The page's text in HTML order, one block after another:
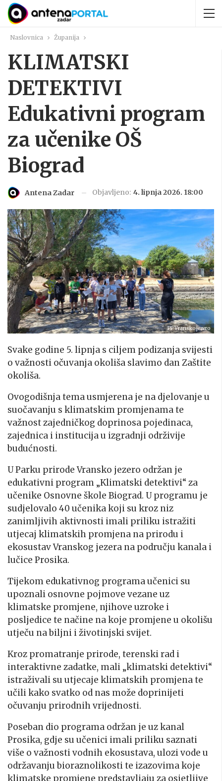
Naslovnica Županija
KLIMATSKI
DETEKTIVI
Edukativni program
za učenike OŠ
Biograd
Antena Zadar Objavljeno: 4. lipnja 2026. 18:00
PP Vransko jezero
Svake godine 5. lipnja s ciljem podizanja svijesti
o važnosti očuvanja okoliša slavimo dan Zaštite
okoliša.
Ovogodišnja tema usmjerena je na djelovanje u
suočavanju s klimatskim promjenama te
važnost zajedničkog doprinosa pojedinaca,
zajednica i institucija u izgradnji održivije
budućnosti.
U Parku prirode Vransko jezero održan je
edukativni program „Klimatski detektivi“ za
učenike Osnovne škole Biograd. U programu je
sudjelovalo 40 učenika koji su kroz niz
zanimljivih aktivnosti imali priliku istražiti
utjecaj klimatskih promjena na prirodu i
ekosustav Vranskog jezera na području kanala i
lučice Prosika.
Tijekom edukativnog programa učenici su
upoznali osnovne pojmove vezane uz
klimatske promjene, njihove uzroke i
posljedice te načine na koje promjene u okolišu
utječu na biljni i životinjski svijet.
Kroz promatranje prirode, terenski rad i
interaktivne zadatke, mali „klimatski detektivi“
istraživali su utjecaje klimatskih promjena te
učili kako svatko od nas može doprinijeti
očuvanju prirodnih vrijednosti.
Poseban dio programa održan je uz kanal
Prosika, gdje su učenici imali priliku saznati
više o važnosti vodnih ekosustava, ulozi vode u
održavanju bioraznolikosti te izazovima koje
klimatske promjene predstavljaju za osjetljive